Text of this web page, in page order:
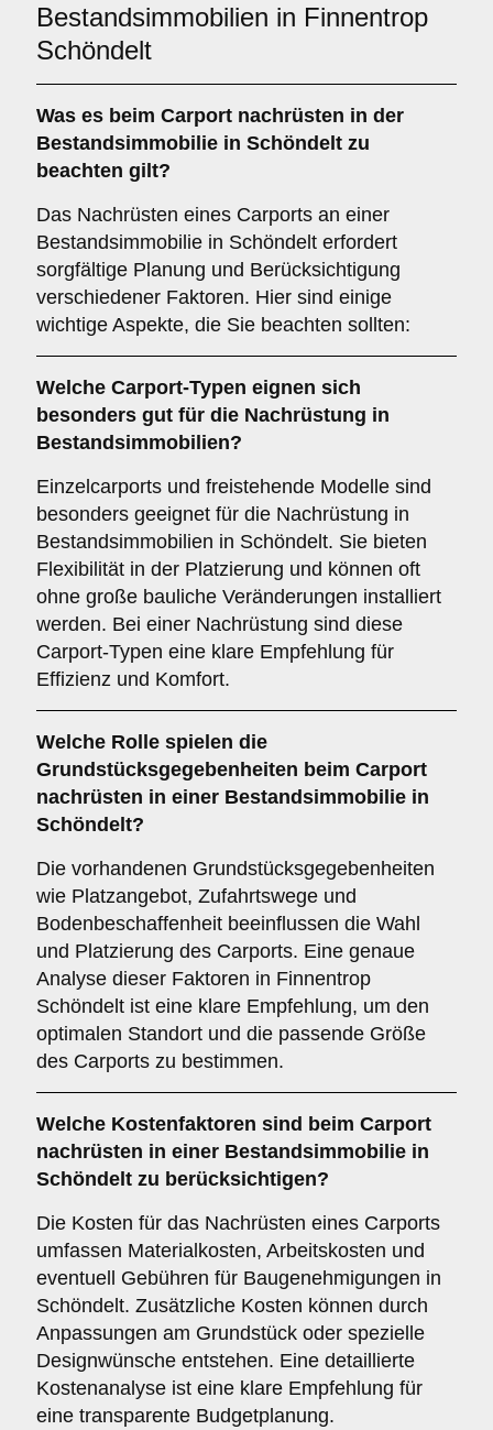
Bestandsimmobilien in Finnentrop
Schöndelt
Was es beim Carport nachrüsten in der
Bestandsimmobilie in Schöndelt zu
beachten gilt?
Das Nachrüsten eines Carports an einer
Bestandsimmobilie in Schöndelt erfordert
sorgfältige Planung und Berücksichtigung
verschiedener Faktoren. Hier sind einige
wichtige Aspekte, die Sie beachten sollten:
Welche Carport-Typen eignen sich
besonders gut für die Nachrüstung in
Bestandsimmobilien?
Einzelcarports und freistehende Modelle sind
besonders geeignet für die Nachrüstung in
Bestandsimmobilien in Schöndelt. Sie bieten
Flexibilität in der Platzierung und können oft
ohne große bauliche Veränderungen installiert
werden. Bei einer Nachrüstung sind diese
Carport-Typen eine klare Empfehlung für
Effizienz und Komfort.
Welche Rolle spielen die
Grundstücksgegebenheiten beim Carport
nachrüsten in einer Bestandsimmobilie in
Schöndelt?
Die vorhandenen Grundstücksgegebenheiten
wie Platzangebot, Zufahrtswege und
Bodenbeschaffenheit beeinflussen die Wahl
und Platzierung des Carports. Eine genaue
Analyse dieser Faktoren in Finnentrop
Schöndelt ist eine klare Empfehlung, um den
optimalen Standort und die passende Größe
des Carports zu bestimmen.
Welche Kostenfaktoren sind beim Carport
nachrüsten in einer Bestandsimmobilie in
Schöndelt zu berücksichtigen?
Die Kosten für das Nachrüsten eines Carports
umfassen Materialkosten, Arbeitskosten und
eventuell Gebühren für Baugenehmigungen in
Schöndelt. Zusätzliche Kosten können durch
Anpassungen am Grundstück oder spezielle
Designwünsche entstehen. Eine detaillierte
Kostenanalyse ist eine klare Empfehlung für
eine transparente Budgetplanung.